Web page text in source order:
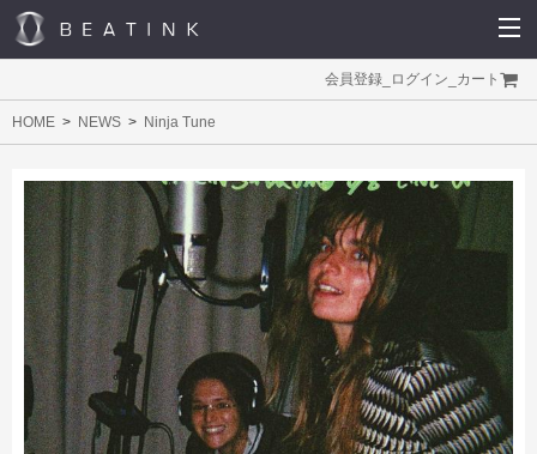
会員登録 ログイン カート
HOME NEWS Ninja Tune